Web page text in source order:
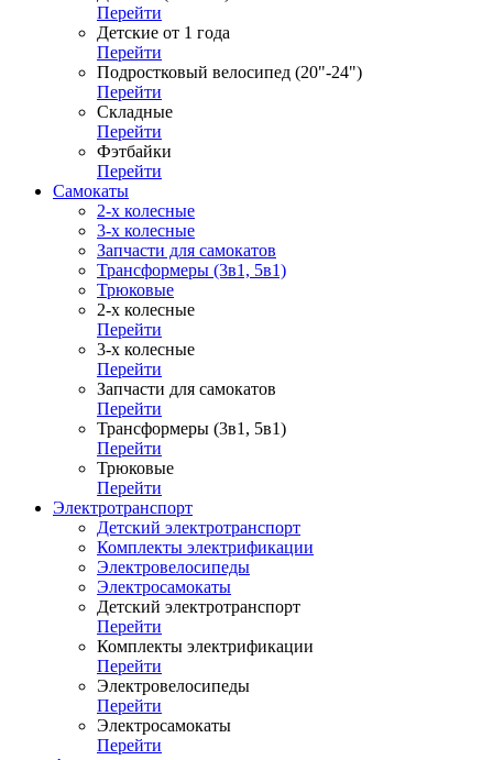
Перейти
Детские от 1 года
Перейти
Подростковый велосипед (20"-24")
Перейти
Складные
Перейти
Фэтбайки
Перейти
Самокаты
2-х колесные
3-х колесные
Запчасти для самокатов
Трансформеры (3в1, 5в1)
Трюковые
2-х колесные
Перейти
3-х колесные
Перейти
Запчасти для самокатов
Перейти
Трансформеры (3в1, 5в1)
Перейти
Трюковые
Перейти
Электротранспорт
Детский электротранспорт
Комплекты электрификации
Электровелосипеды
Электросамокаты
Детский электротранспорт
Перейти
Комплекты электрификации
Перейти
Электровелосипеды
Перейти
Электросамокаты
Перейти